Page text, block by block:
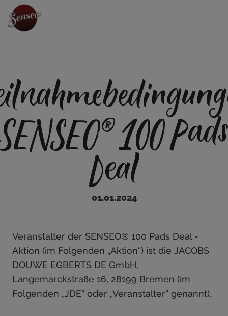
SENSEO® 100 Pads
Deal
01.01.2024
Veranstalter der SENSEO® 100 Pads Deal -
Aktion (im Folgenden „Aktion“) ist die JACOBS
DOUWE EGBERTS DE GmbH,
Langemarckstraße 16, 28199 Bremen (im
Folgenden „JDE“ oder „Veranstalter“ genannt).